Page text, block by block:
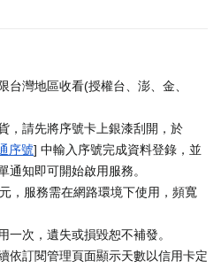
台灣地區收看(授權台、澎、金、
，請先將序號卡上銀漆刮開，於
序號] 中輸入序號完成資料登錄，並
通知即可開始啟用服務。
，服務需在網路環境下使用，頻寬
一次，遺失或損毀恕不補發。
依訂閱管理頁面顯示天數以信用卡定